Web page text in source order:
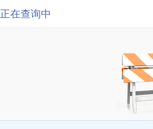
正在查询中